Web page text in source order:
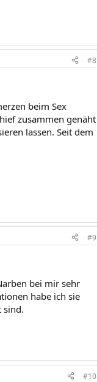
#8
beim Sex
zusammen genäht
lassen. Seit dem
#9
bei mir sehr
habe ich sie
sind.
#10